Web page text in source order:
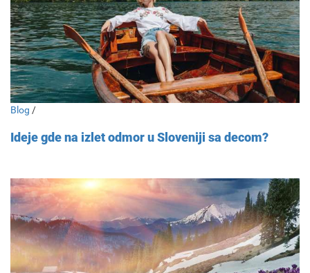
Blog /
Ideje gde na izlet odmor u Sloveniji sa decom?